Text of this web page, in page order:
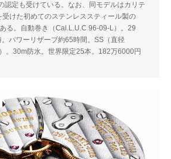
認定も受けている。なお、同モデルはカリテ
けた初めてのステンレススティール製の
る。自動巻き（Cal.L.U.C 96-09-L）。29
パワーリザーブ約65時間。SS（直径
。30m防水。世界限定25本。182万6000円